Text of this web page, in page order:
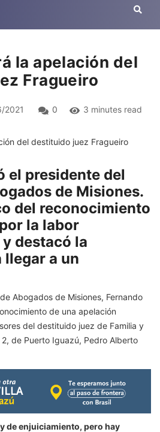
la apelación del
Fragueiro
2021 0 3 minutes read
el presidente del
de Misiones.
del reconocimiento
la labor
destacó la
llegar a un
Abogados de Misiones, Fernando
de una apelación
del destituido juez de Familia y
de Puerto Iguazú, Pedro Alberto
de enjuiciamiento, pero hay